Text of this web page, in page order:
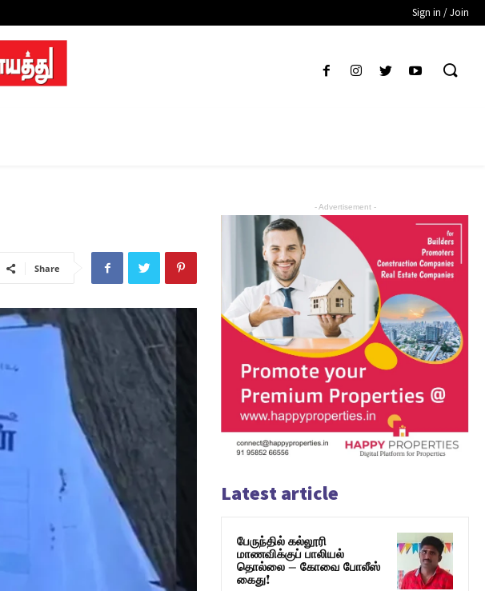
Sign in / Join
Share
- Advertisement -
Latest article
பேருந்தில் கல்லூரி
மாணவிக்குப் பாலியல்
தொல்லை – கோவை போலீஸ்
கைது!